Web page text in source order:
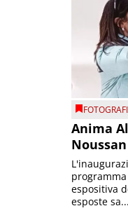
Anima
espositiva
esposte sa...